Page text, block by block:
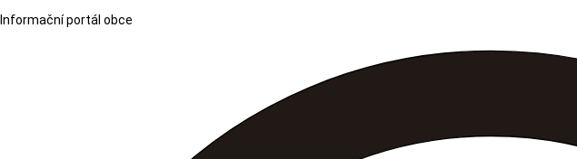
Informační portál obce